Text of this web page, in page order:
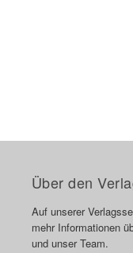
Über den
Auf unserer
mehr Informationen
und unser Team.